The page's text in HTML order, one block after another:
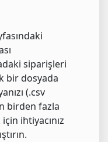
siparişleri
bir dosyada
(.csv
birden fazla
ihtiyacınız